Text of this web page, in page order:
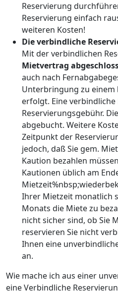
Reservierung
Reservierung einfach
weiteren Kosten!
Die verbindliche
Mit der verbindlichen
Mietvertrag
auch nach
Unterbringung zu
erfolgt. Eine verbindliche
Reservierungsgebühr.
abgebucht. Weitere
Zeitpunkt der
jedoch, daß Sie gem.
Kaution bezahlen
Kautionen üblich am
Ihrer Mietzeit monatlich
Monats die Miete zu
nicht sicher sind, ob Sie
reservieren Sie nicht
Ihnen eine
an.
Wie mache ich aus einer
eine Verbindliche